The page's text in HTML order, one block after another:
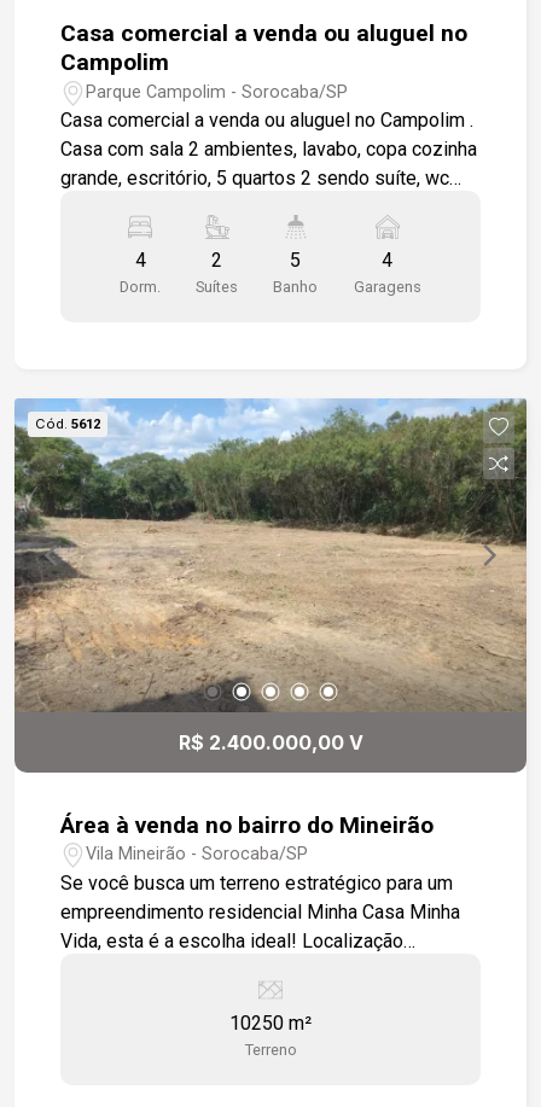
Casa comercial a venda ou aluguel no
Campolim
Parque Campolim - Sorocaba/SP
Casa comercial a venda ou aluguel no Campolim .
Casa com sala 2 ambientes, lavabo, copa cozinha
grande, escritório, 5 quartos 2 sendo suíte, wc
livre de aproximadamente 300m², podendo ser
usado para estacionamento. ambientes amplos e
arejados. Localizado próximo a Avenida, pista de
Tavares.
4
Dorm.
2
Suítes
5
Banho
4
Garagens
Cód. 5612
R$ 2.400.000,00 V
Área à venda no bairro do Mineirão
Vila Mineirão - Sorocaba/SP
Se você busca um terreno estratégico para um
empreendimento residencial Minha Casa Minha
Vida, esta é a escolha ideal! Localização
área de 10.250m² oferece fácil acesso a
serviços essenciais, comércio e transporte,
favorecendo a valorização do projeto. Topografia
10250 m²
Terreno